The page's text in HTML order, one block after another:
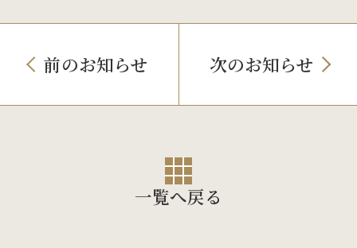
前のお知らせ
一覧へ戻る
次のお知らせ